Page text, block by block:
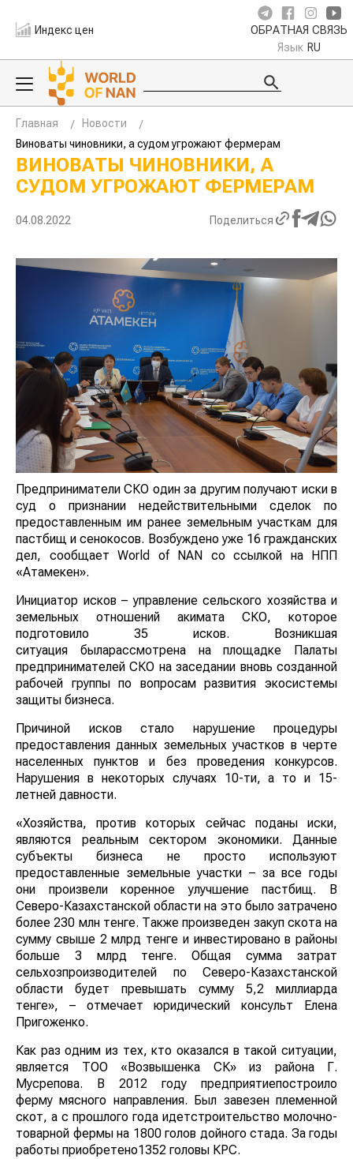
Индекс цен ОБРАТНАЯ СВЯЗЬ
Язык RU
Главная
Новости
Виноваты чиновники, а судом угрожают фермерам
ВИНОВАТЫ ЧИНОВНИКИ, А
СУДОМ УГРОЖАЮТ ФЕРМЕРАМ
04.08.2022 Поделиться
Предприниматели СКО один за другим получают иски в
суд о признании недействительными сделок по
предоставленным им ранее земельным участкам для
пастбищ и сенокосов. Возбуждено уже 16 гражданских
дел, сообщает World of NAN со ссылкой на НПП
«Атамекен».
Инициатор исков – управление сельского хозяйства и
земельных отношений акимата СКО, которое
подготовило 35 исков. Возникшая
ситуация быларассмотрена на площадке Палаты
предпринимателей СКО на заседании вновь созданной
рабочей группы по вопросам развития экосистемы
защиты бизнеса.
Причиной исков стало нарушение процедуры
предоставления данных земельных участков в черте
населенных пунктов и без проведения конкурсов.
Нарушения в некоторых случаях 10-ти, а то и 15-
летней давности.
«Хозяйства, против которых сейчас поданы иски,
являются реальным сектором экономики. Данные
субъекты бизнеса не просто используют
предоставленные земельные участки – за все годы
они произвели коренное улучшение пастбищ. В
Северо-Казахстанской области на это было затрачено
более 230 млн тенге. Также произведен закуп скота на
сумму свыше 2 млрд тенге и инвестировано в районы
больше 3 млрд тенге. Общая сумма затрат
сельхозпроизводителей по Северо-Казахстанской
области будет превышать сумму 5,2 миллиарда
тенге», – отмечает юридический консульт Елена
Пригоженко.
Как раз одним из тех, кто оказался в такой ситуации,
является ТОО «Возвышенка СК» из района Г.
Мусрепова. В 2012 году предприятиепостроило
ферму мясного направления. Был завезен племенной
скот, а с прошлого года идетстроительство молочно-
товарной фермы на 1800 голов дойного стада. За годы
работы приобретено1352 головы КРС.